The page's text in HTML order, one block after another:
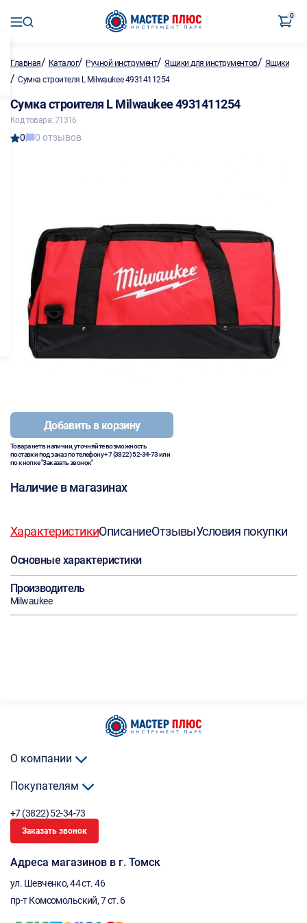
0
Главная/ Каталог/ Ручной инструмент/Ящики для инструментов/ Ящики
/ Сумка строителя L Milwaukee 4931411254
Сумка строителя L Milwaukee 4931411254
Код товара: 71316
0 0 отзывов
Добавить в корзину
Товара нет в наличии, уточняйте возможность
поставки под заказ по телефону+7 (3822) 52-34-73или
по кнопке "Заказать звонок"
Наличие в магазинах
ХарактеристикиОписаниеОтзывыУсловия покупки
Основные характеристики
Производитель
Milwaukee
О компании
Покупателям
+7 (3822) 52-34-73
Заказать звонок
Адреса магазинов в г. Томск
ул. Шевченко, 44 ст. 46
пр-т Комсомольский, 7 ст. 6